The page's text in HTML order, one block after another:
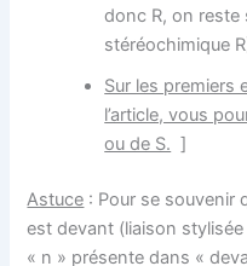
donc R, on reste
stéréochimique
Sur les premiers
l’article, vous
ou de S. ]
Astuce : Pour se souvenir
est devant (liaison
« n » présente dans «